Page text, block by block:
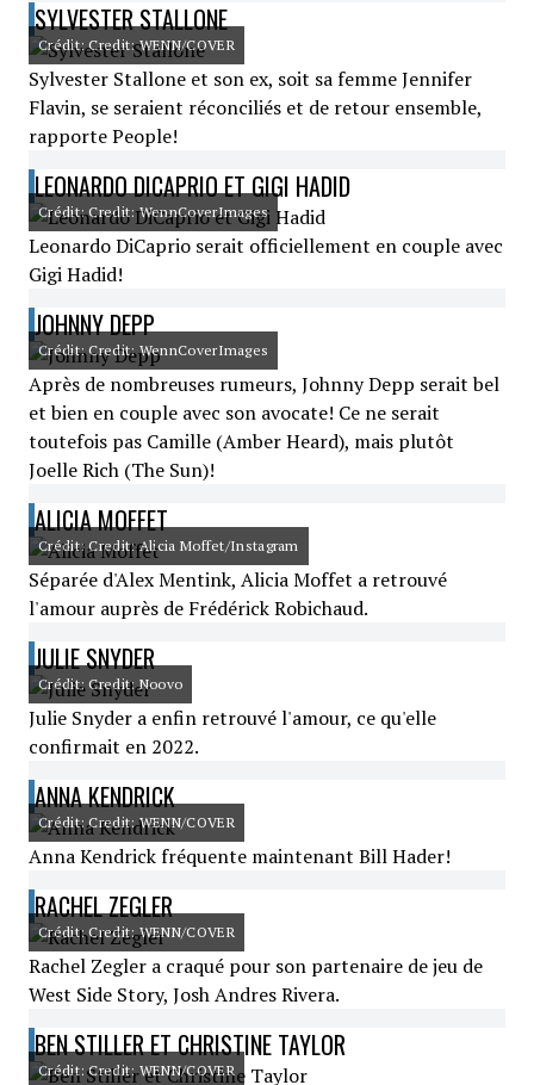
SYLVESTER STALLONE
Crédit: Credit: WENN/COVER
Sylvester Stallone et son ex, soit sa femme Jennifer
Flavin, se seraient réconciliés et de retour ensemble,
rapporte People!
LEONARDO DICAPRIO ET GIGI HADID
Crédit: Credit: WennCoverImages
Leonardo DiCaprio serait officiellement en couple avec
Gigi Hadid!
JOHNNY DEPP
Crédit: Credit: WennCoverImages
Après de nombreuses rumeurs, Johnny Depp serait bel
et bien en couple avec son avocate! Ce ne serait
toutefois pas Camille (Amber Heard), mais plutôt
Joelle Rich (The Sun)!
ALICIA MOFFET
Crédit: Credit: Alicia Moffet/Instagram
Séparée d'Alex Mentink, Alicia Moffet a retrouvé
l'amour auprès de Frédérick Robichaud.
JULIE SNYDER
Crédit: Credit: Noovo
Julie Snyder a enfin retrouvé l'amour, ce qu'elle
confirmait en 2022.
ANNA KENDRICK
Crédit: Credit: WENN/COVER
Anna Kendrick fréquente maintenant Bill Hader!
RACHEL ZEGLER
Crédit: Credit: WENN/COVER
Rachel Zegler a craqué pour son partenaire de jeu de
West Side Story, Josh Andres Rivera.
BEN STILLER ET CHRISTINE TAYLOR
Crédit: Credit: WENN/COVER